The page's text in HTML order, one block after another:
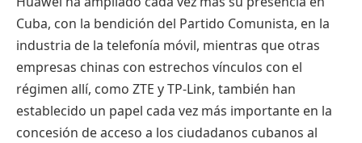
Cuba, con la bendición del Partido Comunista, en la
industria de la telefonía móvil, mientras que otras
empresas chinas con estrechos vínculos con el
régimen allí, como ZTE y TP-Link, también han
establecido un papel cada vez más importante en la
concesión de acceso a los ciudadanos cubanos al